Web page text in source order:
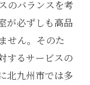
のバランスを考
が必ずしも高品
せん。そのた
するサービスの
北九州市では多